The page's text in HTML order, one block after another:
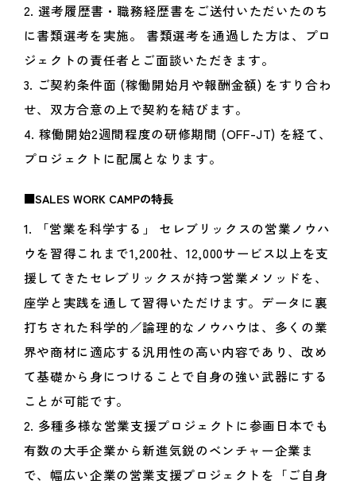
2. 選考履歴書・職務経歴書をご送付いただいたのち
に書類選考を実施。 書類選考を通過した方は、プロ
ジェクトの責任者とご面談いただきます。
3. ご契約条件面 (稼働開始月や報酬金額) をすり合わ
せ、双方合意の上で契約を結びます。
4. 稼働開始2週間程度の研修期間 (OFF-JT) を経て、
プロジェクトに配属となります。
■SALES WORK CAMPの特長
1. 「営業を科学する」 セレブリックスの営業ノウハ
ウを習得これまで1,200社、12,000サービス以上を支
援してきたセレブリックスが持つ営業メソッドを、
座学と実践を通して習得いただけます。データに裏
打ちされた科学的／論理的なノウハウは、多くの業
界や商材に適応する汎用性の高い内容であり、改め
て基礎から身につけることで自身の強い武器にする
ことが可能です。
2. 多種多様な営業支援プロジェクトに参画日本でも
有数の大手企業から新進気鋭のベンチャー企業ま
で、幅広い企業の営業支援プロジェクトを「ご自身